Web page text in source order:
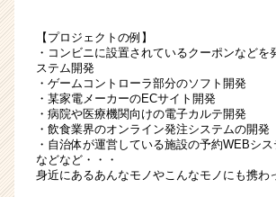
【プロジェクトの例】
・コンビニに設置されているクーポンなどを
ステム開発
・ゲームコントローラ部分のソフト開発
・某家電メーカーのECサイト開発
・病院や医療機関向けの電子カルテ開発
・飲食業界のオンライン発注システムの開発
・自治体が運営している施設の予約WEBシ
などなど・・・
身近にあるあんなモノやこんなモノにも携わ